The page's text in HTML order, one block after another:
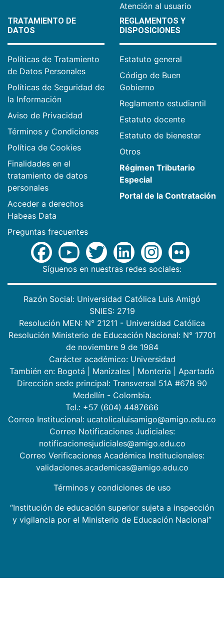
Atención al usuario
TRATAMIENTO DE
DATOS
Políticas de Tratamiento
de Datos Personales
Políticas de Seguridad de
la Información
Aviso de Privacidad
Términos y Condiciones
Política de Cookies
Finalidades en el
tratamiento de datos
personales
Acceder a derechos
Habeas Data
Preguntas frecuentes
REGLAMENTOS Y
DISPOSICIONES
Estatuto general
Código de Buen
Gobierno
Reglamento estudiantil
Estatuto docente
Estatuto de bienestar
Otros
Régimen Tributario
Especial
Portal de la Contratación
Síguenos en nuestras redes sociales:
Razón Social: Universidad Católica Luis Amigó
SNIES: 2719
Resolución MEN: N° 21211 - Universidad Católica
Resolución Ministerio de Educación Nacional: N° 17701
de noviembre 9 de 1984
Carácter académico: Universidad
También en: Bogotá Manizales Montería
Apartadó
Dirección sede principal: Transversal 51A #67B 90
Medellín - Colombia.
Tel.: +57 (604) 4487666
Correo Institucional: ucatolicaluisamigo@amigo.edu.co
Correo Notificaciones Judiciales:
notificacionesjudiciales@amigo.edu.co
Correo Verificaciones Académica Institucionales:
validaciones.academicas@amigo.edu.co
Términos y condiciones de uso
“Institución de educación superior sujeta a inspección
y vigilancia por el Ministerio de Educación Nacional”